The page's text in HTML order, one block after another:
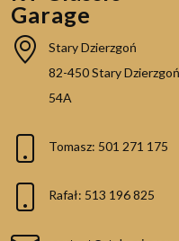
Garage
Stary Dzierzgoń
82-450 Stary Dzierzgoń
54A
Tomasz: 501 271 175
Rafał: 513 196 825